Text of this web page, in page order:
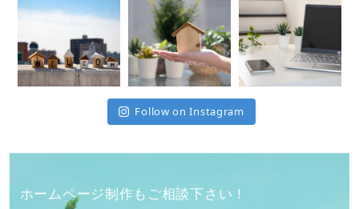
Follow on Instagram
ホームページ制作もご相談下さい！